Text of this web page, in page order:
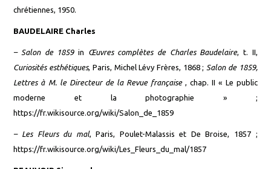
chrétiennes, 1950.
BAUDELAIRE Charles
– Salon de 1859in Œuvres complètes de Charles Baudelaire, t. II,
Curiosités esthétiques, Paris, Michel Lévy Frères, 1868 ; Salon de 1859,
Lettres à M. le Directeur de la Revue française, chap. II « Le public
moderne et la photographie » ;
https://fr.wikisource.org/wiki/Salon_de_1859
– Les Fleurs du mal, Paris, Poulet-Malassis et De Broise, 1857 ;
https://fr.wikisource.org/wiki/Les_Fleurs_du_mal/1857